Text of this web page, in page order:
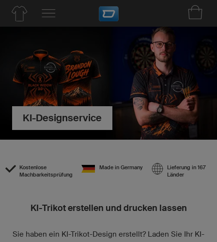
KI-Designservice
Kostenlose
Machbarkeitsprüfung
Made in Germany
Lieferung in 167
Länder
KI-Trikot erstellen und drucken lassen
Sie haben ein KI-Trikot-Design erstellt? Laden Sie Ihr KI-